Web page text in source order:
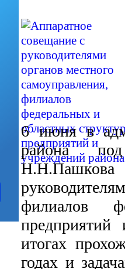
6 июня в
района
Н.Н.Пашкова
филиалов
итогах
годах и